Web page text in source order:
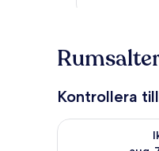
Kontrollera
Kontrollera